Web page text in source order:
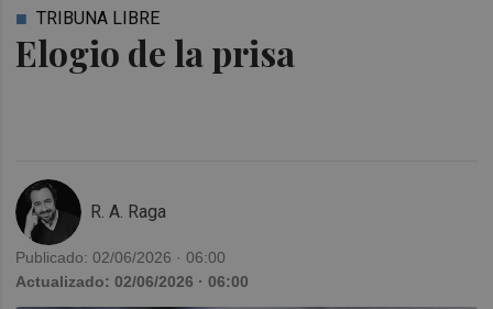
Elogio de la prisa
TRIBUNA LIBRE
R. A. Raga
Publicado: 02/06/2026 · 06:00
Actualizado: 02/06/2026 · 06:00